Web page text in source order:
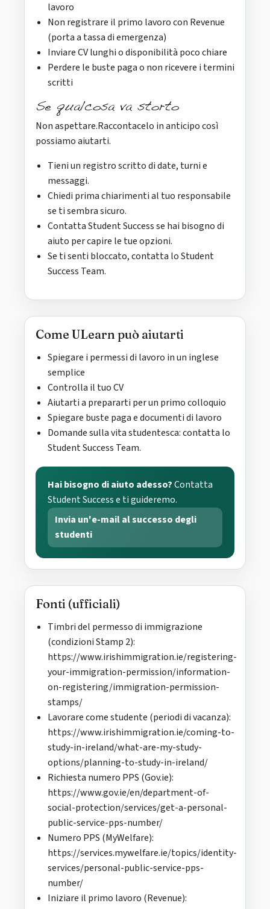
lavoro
Non registrare il primo lavoro con Revenue
(porta a tassa di emergenza)
Inviare CV lunghi o disponibilità poco chiare
Perdere le buste paga o non ricevere i termini
scritti
Se qualcosa va storto
Non aspettare.Raccontacelo in anticipo così
possiamo aiutarti.
Tieni un registro scritto di date, turni e
messaggi.
Chiedi prima chiarimenti al tuo responsabile
se ti sembra sicuro.
Contatta Student Success se hai bisogno di
aiuto per capire le tue opzioni.
Se ti senti bloccato, contatta lo Student
Success Team.
Come ULearn può aiutarti
Spiegare i permessi di lavoro in un inglese
semplice
Controlla il tuo CV
Aiutarti a prepararti per un primo colloquio
Spiegare buste paga e documenti di lavoro
Domande sulla vita studentesca: contatta lo
Student Success Team.
Hai bisogno di aiuto adesso?Contatta
Student Success e ti guideremo.
Invia un'e-mail al successo degli
studenti
Fonti (ufficiali)
Timbri del permesso di immigrazione
(condizioni Stamp 2):
https://www.irishimmigration.ie/registering-
your-immigration-permission/information-
on-registering/immigration-permission-
stamps/
Lavorare come studente (periodi di vacanza):
https://www.irishimmigration.ie/coming-to-
study-in-ireland/what-are-my-study-
options/planning-to-study-in-ireland/
Richiesta numero PPS (Gov.ie):
https://www.gov.ie/en/department-of-
social-protection/services/get-a-personal-
public-service-pps-number/
Numero PPS (MyWelfare):
https://services.mywelfare.ie/topics/identity-
services/personal-public-service-pps-
number/
Iniziare il primo lavoro (Revenue):